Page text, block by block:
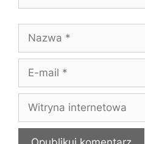
Nazwa
Witryna
internetowa